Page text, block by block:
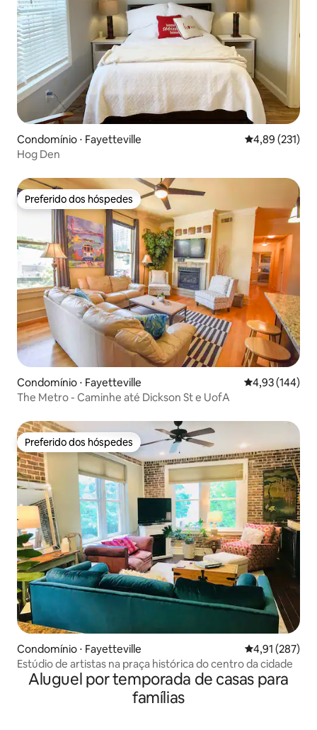
Condomínio ⋅ Fayetteville 4,89 de uma
4,89 (231)
Hog Den
Preferido dos hóspedes
Preferido dos hóspedes
Condomínio ⋅ Fayetteville 4,93 de uma
4,93 (144)
The Metro - Caminhe até Dickson St e UofA
Preferido dos hóspedes
Preferido dos hóspedes
Condomínio ⋅ Fayetteville 4,91 de uma
4,91 (287)
Estúdio de artistas na praça histórica do centro da cidade
Aluguel por temporada de casas para
famílias